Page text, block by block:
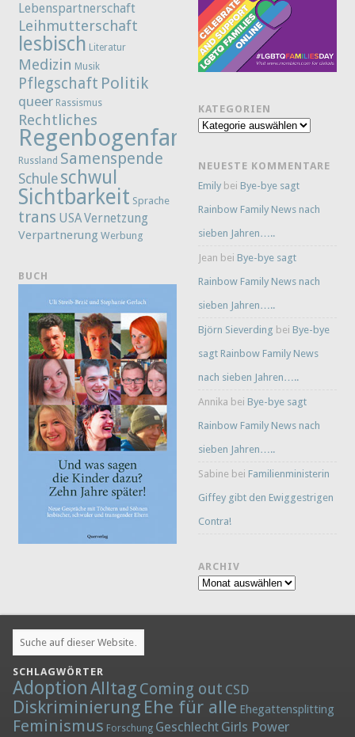
Lebenspartnerschaft
Leihmutterschaft
lesbisch Literatur
Medizin Musik
Pflegschaft Politik
queer Rassismus
Rechtliches
Regenbogenfamilie
Russland Samenspende
Schule schwul
Sichtbarkeit Sprache
trans USAVernetzung
Verpartnerung Werbung
BUCH
KATEGORIEN
Kategorien
NEUESTE KOMMENTARE
Emily bei Bye-bye sagt
Rainbow Family News nach
sieben Jahren…..
Jean bei Bye-bye sagt
Rainbow Family News nach
sieben Jahren…..
Björn Sieverding bei Bye-bye
sagt Rainbow Family News
nach sieben Jahren…..
Annika bei Bye-bye sagt
Rainbow Family News nach
sieben Jahren…..
Sabine bei Familienministerin
Giffey gibt den Ewiggestrigen
Contra!
ARCHIV
Archiv
SCHLAGWÖRTER
AdoptionAlltag Coming out CSD
Diskriminierung Ehe für alle Ehegattensplitting
Feminismus Forschung Geschlecht Girls Power